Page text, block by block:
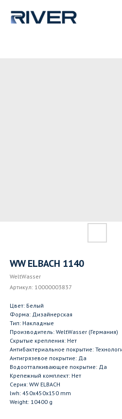
WW ELBACH 1140
WeltWasser
Артикул: 10000003837
Цвет: Белый
Форма: Дизайнерская
Тип: Накладные
Производитель: WeltWasser (Германия)
Скрытые крепления: Нет
Антибактериальное покрытие:
Антигрязевое покрытие: Да
Водоотталкивающее покрытие: Да
Крепежный комплект: Нет
Серия: WW ELBACH
lwh: 450x450x150 mm
Weight: 10400 g